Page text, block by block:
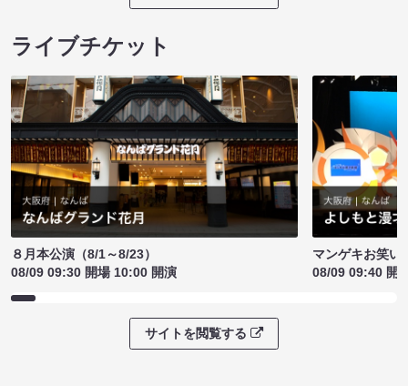
ライブチケット
８月本公演（8/1～8/23）
08/09 09:30 開場 10:00 開演
マンゲキお笑い
08/09 09:40 開
サイトを閲覧する